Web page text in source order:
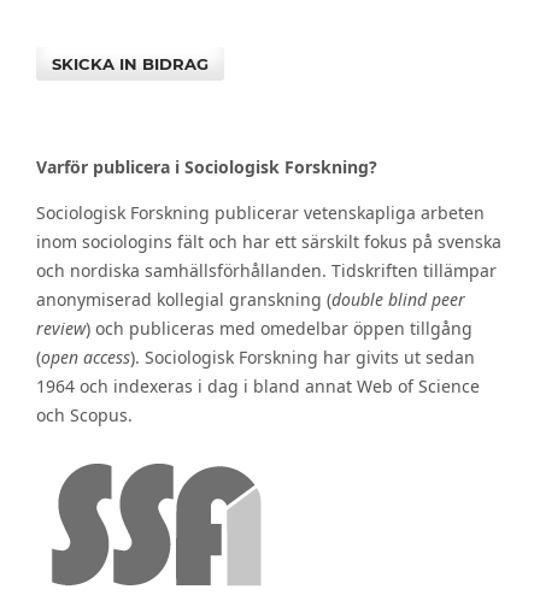
SKICKA IN BIDRAG
Varför publicera i Sociologisk Forskning?
Sociologisk Forskning publicerar vetenskapliga arbeten
inom sociologins fält och har ett särskilt fokus på svenska
och nordiska samhällsförhållanden. Tidskriften tillämpar
anonymiserad kollegial granskning (double blind peer
review) och publiceras med omedelbar öppen tillgång
(open access). Sociologisk Forskning har givits ut sedan
1964 och indexeras i dag i bland annat Web of Science
och Scopus.